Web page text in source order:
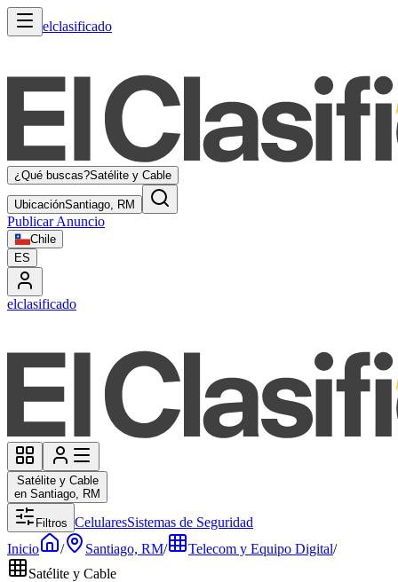
elclasificado
¿Qué buscas?Satélite y Cable
UbicaciónSantiago, RM
Publicar Anuncio
Chile
ES
elclasificado
Satélite y Cable
en Santiago, RM
Filtros CelularesSistemas de Seguridad
Inicio
/ Santiago, RM/ Telecom y Equipo Digital/
Satélite y Cable